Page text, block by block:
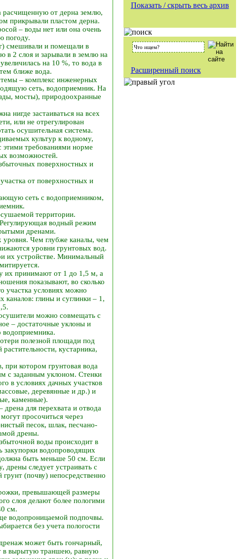
от дерна землю,
прикрывали пластом дерна.
– воды нет или она очень
погоду.
смешивали и помещали в
в 2 слоя и зарывали в землю на
на 10 %, то вода в
ближе вода.
– комплекс инженерных
сеть, водоприемник. На
мосты), природоохранные
нигде застаиваться на всех
или не отрегулирован
осушительная система.
культур к водному,
требованиями норме
возможностей.
поверхностных и
от поверхностных и
сеть с водоприемником,
территории.
Регулирующая водный режим
дренами.
Чем глубже каналы, чем
уровни грунтовых вод.
их устройстве. Минимальный
их принимают от 1 до 1,5 м, а
показывают, во сколько
участка условиях можно
глины и суглинки – 1,
можно совмещать с
– достаточные уклоны и
водоприемника.
полезной площади под
кустарника,
при котором грунтовая вода
с заданным уклоном. Стенки
в условиях дачных участков
деревянные и др.) и
каменные).
для перехвата и отвода
просочиться через
песок, шлак, песчано­
дрены.
воды происходит в
закупорки водопроводящих
быть меньше 50 см. Если
дрены следует устраивать с
грунт (почву) непосредственно
превышающей размеры
слоя делают более пологими
см.
водопроницаемой подпочвы.
без учета пологости
может быть гончарный,
в вырытую траншею, равную
Показать / скрыть весь архив
Расширенный поиск